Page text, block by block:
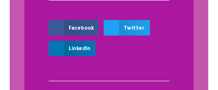
Facebook Twitter
LinkedIn